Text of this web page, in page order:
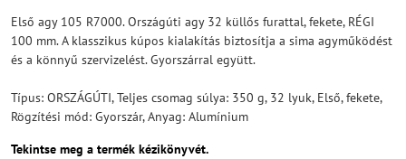
Első agy 105 R7000. Országúti agy 32 küllős furattal, fekete, RÉGI
100 mm. A klasszikus kúpos kialakítás biztosítja a sima agyműködést
és a könnyű szervizelést. Gyorszárral együtt.
Típus: ORSZÁGÚTI, Teljes csomag súlya: 350 g, 32 lyuk, Első, fekete,
Rögzítési mód: Gyorszár, Anyag: Alumínium
Tekintse meg a termék kézikönyvét.